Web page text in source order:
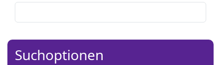
Suchoptionen